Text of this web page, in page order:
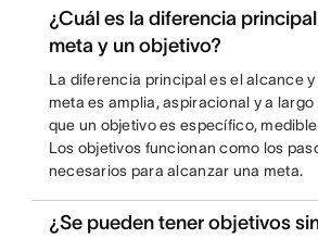
¿Cuál es la diferencia
meta y un objetivo?
La diferencia principal es el alcance y
meta es amplia, aspiracional y a
que un objetivo es específico,
Los objetivos funcionan como los
necesarios para alcanzar una meta.
¿Se pueden tener objetivos